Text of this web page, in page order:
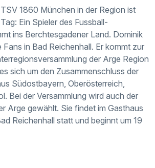
1860 München in der Region ist
Ein Spieler des Fussball-
ins Berchtesgadener Land. Dominik
Fans in Bad Reichenhall. Er kommt zur
der Arge Region
sich um den Zusammenschluss der
Südostbayern, Oberösterreich,
Bei der Versammlung wird auch der
Arge gewählt. Sie findet im Gasthaus
Reichenhall statt und beginnt um 19